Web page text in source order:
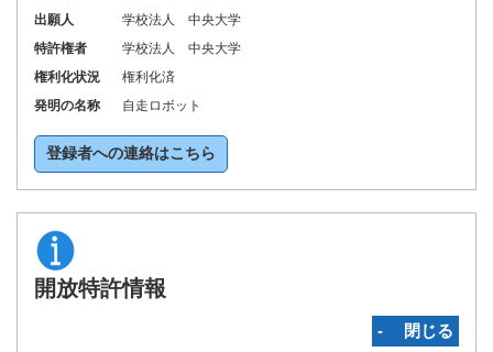
出願人
学校法人 中央大学
特許権者
学校法人 中央大学
権利化状況
権利化済
発明の名称
自走ロボット
登録者への連絡はこちら
開放特許情報
‐ 閉じる